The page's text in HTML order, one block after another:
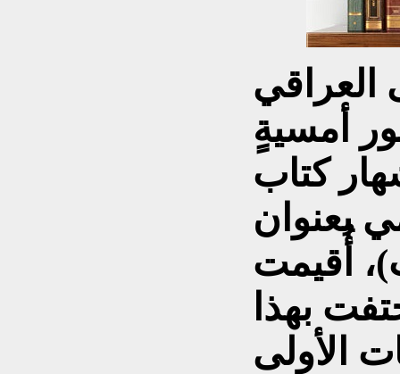
العراقي
أمسيةٍ
كتاب
بعنوان
أُقيمت
بهذا
الأولى